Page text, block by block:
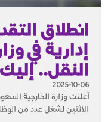
انطلاق
إدارية في
النقل..
2025-10-06
أعلنت وزارة الخارجية
الاثنين لشغل عدد من